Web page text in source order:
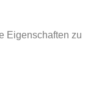
Eigenschaften zu